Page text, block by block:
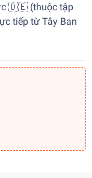
🇩🇪 (thuộc tập
tiếp từ Tây Ban